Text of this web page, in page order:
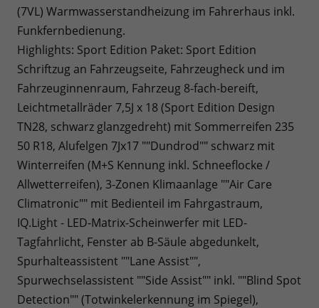
(7VL) Warmwasserstandheizung im Fahrerhaus inkl.
Funkfernbedienung.
Highlights: Sport Edition Paket: Sport Edition
Schriftzug an Fahrzeugseite, Fahrzeugheck und im
Fahrzeuginnenraum, Fahrzeug 8-fach-bereift,
Leichtmetallräder 7,5J x 18 (Sport Edition Design
TN28, schwarz glanzgedreht) mit Sommerreifen 235
50 R18, Alufelgen 7Jx17 ""Dundrod"" schwarz mit
Winterreifen (M+S Kennung inkl. Schneeflocke /
Allwetterreifen), 3-Zonen Klimaanlage ""Air Care
Climatronic"" mit Bedienteil im Fahrgastraum,
IQ.Light - LED-Matrix-Scheinwerfer mit LED-
Tagfahrlicht, Fenster ab B-Säule abgedunkelt,
Spurhalteassistent ""Lane Assist"",
Spurwechselassistent ""Side Assist"" inkl. ""Blind Spot
Detection"" (Totwinkelerkennung im Spiegel),